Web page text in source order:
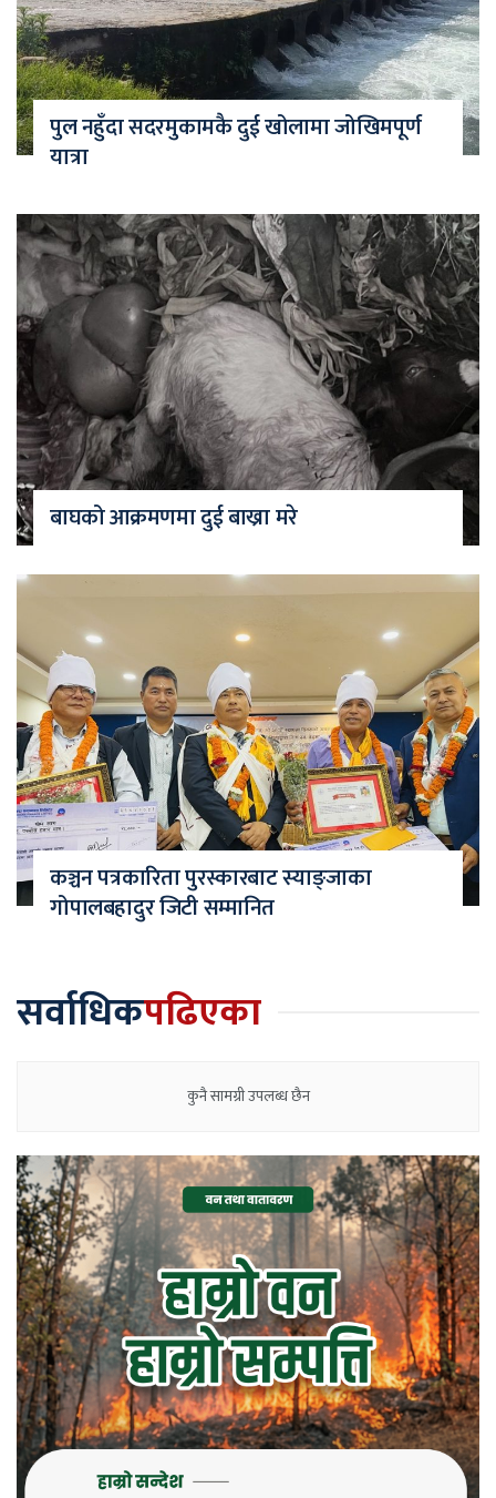
पुल नहुँदा सदरमुकामकै दुई खोलामा जोखिमपूर्ण
यात्रा
बाघको आक्रमणमा दुई बाख्रा मरे
कञ्चन पत्रकारिता पुरस्कारबाट स्याङ्जाका
गोपालबहादुर जिटी सम्मानित
सर्वाधिकपढिएका
कुनै सामग्री उपलब्ध छैन